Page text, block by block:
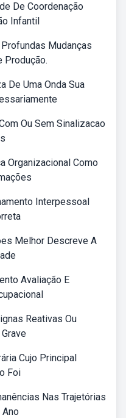
De Coordenação
Infantil
Mudanças
Produção.
De Uma Onda Sua
Ou Sem Sinalizacao
Organizacional Como
Interpessoal
Melhor Descreve A
Avaliação E
Reativas Ou
Cujo Principal
Foi
Nas Trajetórias
Ano